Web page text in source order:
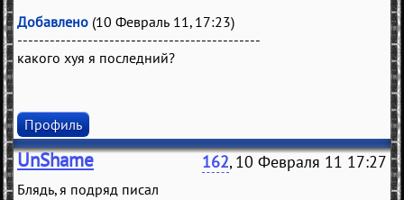
Добавлено (10 Февраль 11, 17:23)
---------------------------------------------
какого хуя я последний?
Профиль
UnShame 162, 10 Февраля 11 17:27
Блядь, я подряд писал